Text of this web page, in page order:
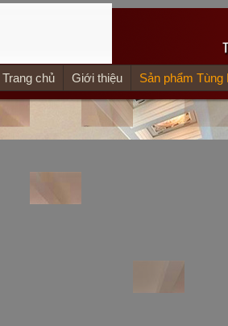
Trang chủ Giới thiệu Sản phẩm Tùng